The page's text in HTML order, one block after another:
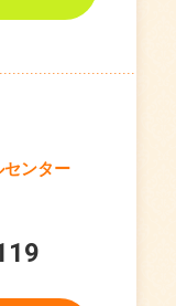
ンター